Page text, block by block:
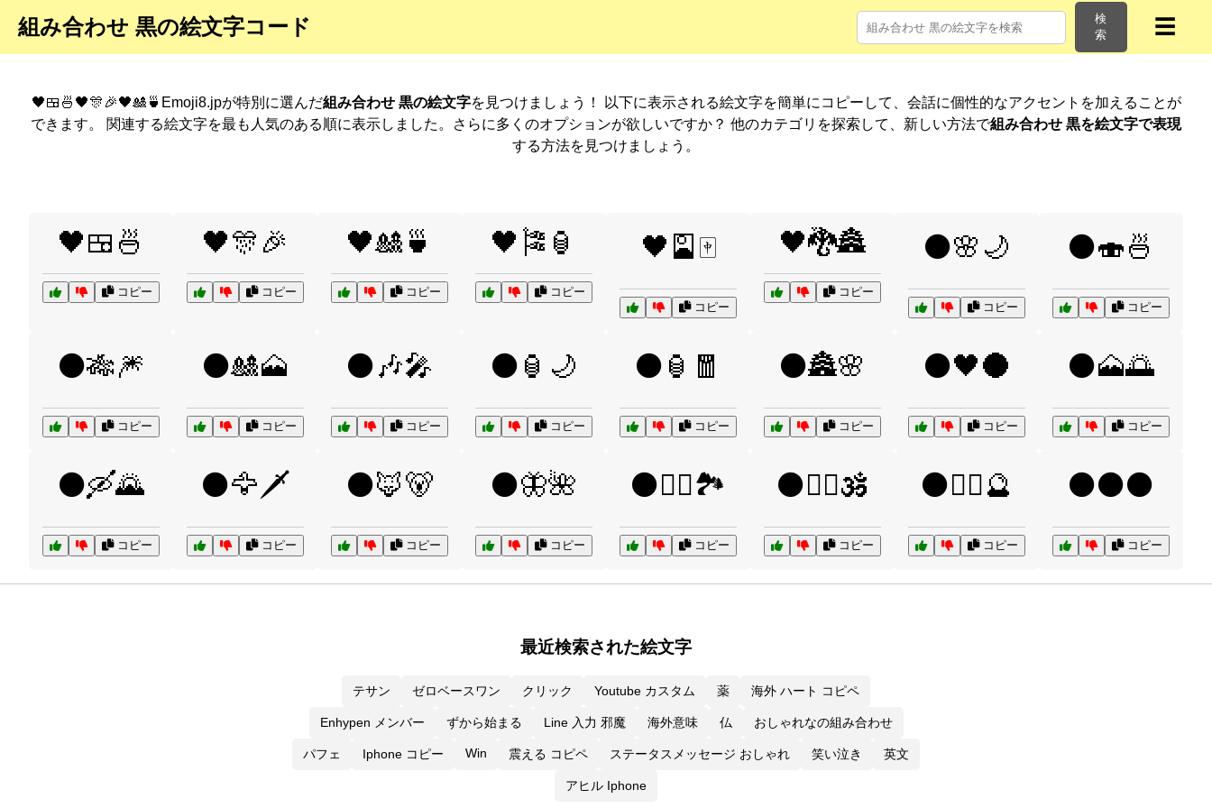
組み合わせ 黒の絵文字コード
検
索
☰
🖤🍱🍜🖤🎊🎉🖤🎎🍵Emoji8.jpが特別に選んだ組み合わせ 黒の絵文字を見つけましょう！ 以下に表示される絵文字を簡単にコピーして、会話に個性的なアクセントを加えることが
できます。 関連する絵文字を最も人気のある順に表示しました。さらに多くのオプションが欲しいですか？ 他のカテゴリを探索して、新しい方法で組み合わせ 黒を絵文字で表現
する方法を見つけましょう。
🖤🍱🍜
コピー
🖤🎊🎉
コピー
🖤🎎🍵
コピー
🖤🎏🏮
コピー
🖤🎴🀄
コピー
🖤🐉🏯
コピー
⚫🌸🌙
コピー
⚫🍣🍜
コピー
⚫🎋🎆
コピー
⚫🎎🗻
コピー
⚫🎶🎤
コピー
⚫🏮🌙
コピー
⚫🏮🧧
コピー
⚫🏯🌸
コピー
⚫🖤🌑
コピー
⚫🗻🌅
コピー
⚫🛶🌄
コピー
⚫🦅🗡️
コピー
⚫🦊🐻
コピー
⚫🦋🌺
コピー
⚫🧗‍♂️🏞️
コピー
⚫🧘‍♂️🕉️
コピー
⚫🧙‍♂️🔮
コピー
⚫⚫⚫
コピー
最近検索された絵文字
テサン ゼロベースワン クリック Youtube カスタム 薬 海外 ハート コピペ
Enhypen メンバー ずから始まる Line 入力 邪魔 海外意味 仏 おしゃれなの組み合わせ
パフェ Iphone コピー Win 震える コピペ ステータスメッセージ おしゃれ 笑い泣き 英文
アヒル Iphone